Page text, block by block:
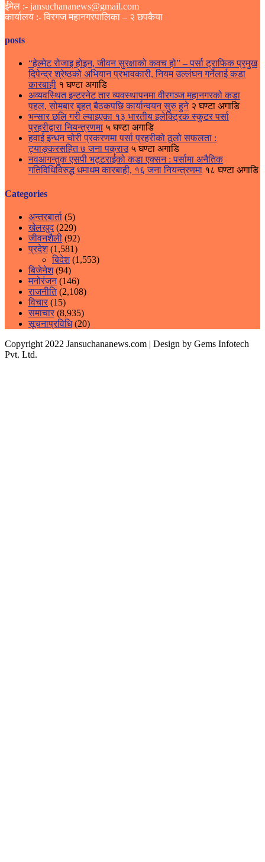
ईमेल :- jansuchananews@gmail.com
कार्यालय :- विरगज महानगरपालिका – २ छपकैया
posts
“हेल्मेट रोजाइ होइन, जीवन सुरक्षाको कवच हो” – पर्सा ट्राफिक प्रमुख
दिपेन्द्र श्रेष्ठको अभियान प्रभावकारी, नियम उल्लंघन गर्नेलाई कडा
कारबाही १ घण्टा अगाडि
अव्यवस्थित इन्टरनेट तार व्यवस्थापनमा वीरगञ्ज महानगरको कडा
पहल, सोमबार बृहत् बैठकपछि कार्यान्वयन सुरु हुने २ घण्टा अगाडि
भन्सार छलि गरी ल्याइएका १३ भारतीय इलेक्ट्रिक स्कुटर पर्सा
प्रहरीद्वारा नियन्त्रणमा ५ घण्टा अगाडि
हवाई इन्धन चोरी प्रकरणमा पर्सा प्रहरीको ठूलो सफलता :
ट्याङ्करसहित ७ जना पक्राउ ५ घण्टा अगाडि
नवआगन्तुक एसपी भट्टराईको कडा एक्सन : पर्सामा अनैतिक
गतिविधिविरुद्ध धमाधम कारबाही, १६ जना नियन्त्रणमा १८ घण्टा अगाडि
Categories
अन्तरबार्ता (5)
खेलखुद(229)
जीवनशैली (92)
प्रदेश(1,581)
बिदेश(1,553)
बिजेनेश(94)
मनोरंजन(146)
राजनीति(2,108)
विचार(15)
समाचार(8,935)
सूचनाप्रविधि(20)
Copyright 2022 Jansuchananews.com | Design by Gems Infotech
Pvt. Ltd.